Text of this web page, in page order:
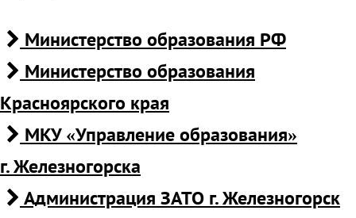
Министерство образования РФ
Министерство образования
Красноярского края
МКУ «Управление образования»
г. Железногорска
Администрация ЗАТО г. Железногорск